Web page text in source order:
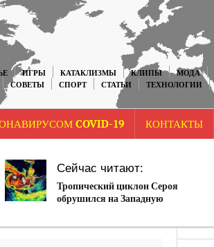
ИГРЫ КАТАКЛИЗМЫ КЛИПЫ МОДА
СОВЕТЫ СПОРТ СТАТЬИ ТЕХНОЛОГИИ
COVID-19 КОНТАКТЫ
Сейчас читают:
Тропический циклон Сероя
обрушился на Западную
разрушения